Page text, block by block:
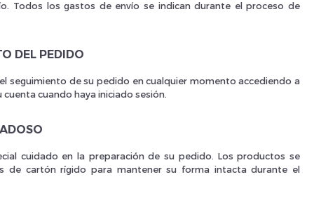
Des
Je suis un
Todos los gastos de envío se indican durante el proceso de
DEL PEDIDO
seguimiento de su pedido en cualquier momento accediendo a
cuenta cuando haya iniciado sesión.
cuidado en la preparación de su pedido. Los productos se
de cartón rígido para mantener su forma intacta durante el